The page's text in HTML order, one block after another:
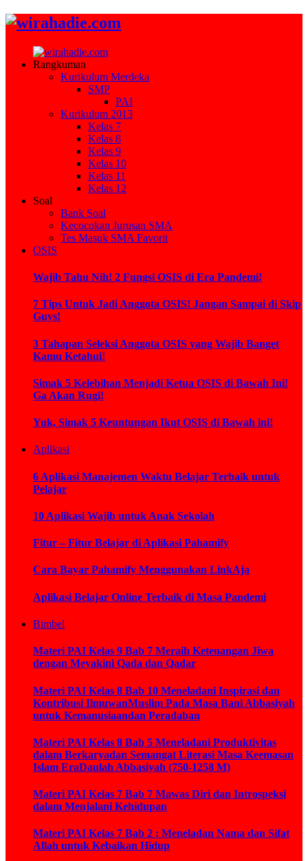
Rangkuman
Kurikulum Merdeka
SMP
PAI
Kurikulum 2013
Kelas 7
Kelas 8
Kelas 9
Kelas 10
Kelas 11
Kelas 12
Soal
Bank Soal
Kecocokan Jurusan SMA
Tes Masuk SMA Favorit
OSIS
Wajib Tahu Nih! 2 Fungsi OSIS di Era Pandemi!
7 Tips Untuk Jadi Anggota OSIS! Jangan Sampai di Skip
Guys!
3 Tahapan Seleksi Anggota OSIS yang Wajib Banget
Kamu Ketahui!
Simak 5 Kelebihan Menjadi Ketua OSIS di Bawah Ini!
Ga Akan Rugi!
Yuk, Simak 5 Keuntungan Ikut OSIS di Bawah ini!
Aplikasi
6 Aplikasi Manajemen Waktu Belajar Terbaik untuk
Pelajar
10 Aplikasi Wajib untuk Anak Sekolah
Fitur – Fitur Belajar di Aplikasi Pahamify
Cara Bayar Pahamify Menggunakan LinkAja
Aplikasi Belajar Online Terbaik di Masa Pandemi
Bimbel
Materi PAI Kelas 9 Bab 7 Meraih Ketenangan Jiwa
dengan Meyakini Qada dan Qadar
Materi PAI Kelas 8 Bab 10 Meneladani Inspirasi dan
Kontribusi IlmuwanMuslim Pada Masa Bani Abbasiyah
untuk Kemanusiaandan Peradaban
Materi PAI Kelas 8 Bab 5 Meneladani Produktivitas
dalam Berkaryadan Semangat Literasi Masa Keemasan
Islam EraDaulah Abbasiyah (750-1258 M)
Materi PAI Kelas 7 Bab 7 Mawas Diri dan Introspeksi
dalam Menjalani Kehidupan
Materi PAI Kelas 7 Bab 2 : Meneladan Nama dan Sifat
Allah untuk Kebaikan Hidup